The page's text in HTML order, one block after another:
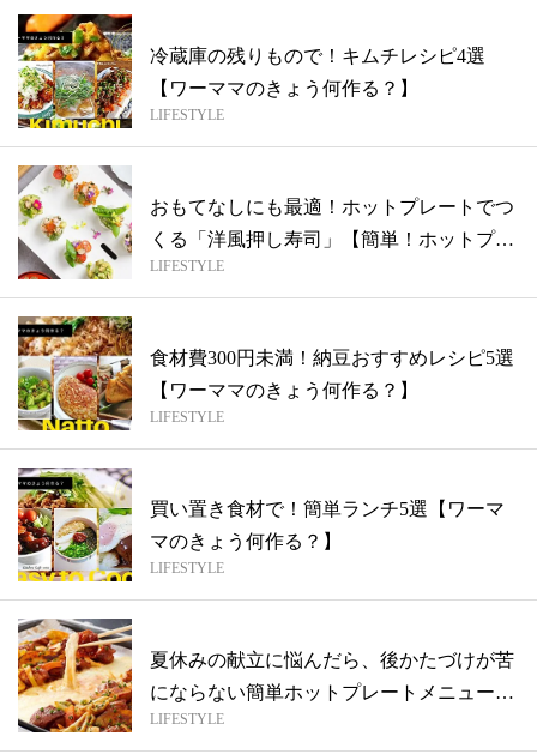
冷蔵庫の残りもので！キムチレシピ4選
【ワーママのきょう何作る？】
LIFESTYLE
おもてなしにも最適！ホットプレートでつ
くる「洋風押し寿司」【簡単！ホットプレ
ート...
LIFESTYLE
食材費300円未満！納豆おすすめレシピ5選
【ワーママのきょう何作る？】
LIFESTYLE
買い置き食材で！簡単ランチ5選【ワーマ
マのきょう何作る？】
LIFESTYLE
夏休みの献立に悩んだら、後かたづけが苦
にならない簡単ホットプレートメニューに
頼る...
LIFESTYLE